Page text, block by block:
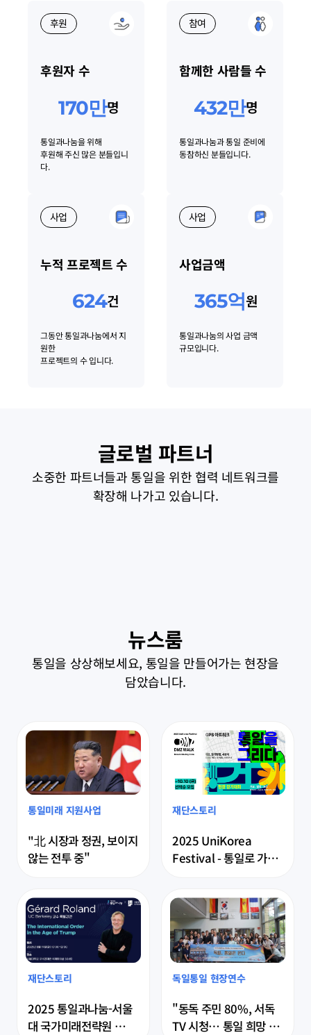
후원
후원자 수
170만명
통일과나눔을 위해
후원해 주신 많은 분들입니
다.
참여
함께한 사람들 수
432만명
통일과나눔과 통일 준비에
동참하신 분들입니다.
사업
누적 프로젝트 수
624건
그동안 통일과나눔에서 지
원한
프로젝트의 수 입니다.
사업
사업금액
365억원
통일과나눔의 사업 금액
규모입니다.
글로벌 파트너
소중한 파트너들과 통일을 위한 협력 네트워크를
확장해 나가고 있습니다.
뉴스룸
통일을 상상해보세요, 통일을 만들어가는 현장을
담았습니다.
통일미래 지원사업
"北 시장과 정권, 보이지
않는 전투 중"
재단스토리
2025 UniKorea
Festival - 통일로 가자!
(~10.10 금/ 선착순 모
집)
재단스토리
2025 통일과나눔-서울
대 국가미래전략원
독일통일 현장연수
"동독 주민 80%, 서독
TV 시청… 통일 희망 버